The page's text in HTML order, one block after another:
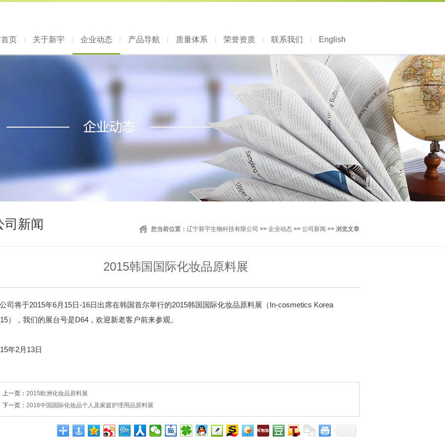
页 关于新宇 企业动态 产品导航 质量体系 荣誉资质 联系我们 English
您当前位置： 辽宁新宇生物科技有限公司 >> 企业动态 >> 公司新闻 >> 浏览文章
司新闻
2015韩国国际化妆品原料展
司将于2015年6月15日-16日出席在韩国首尔举行的2015韩国国际化妆品原料展（In-cosmetics Korea
），我们的展台号是D64，欢迎新老客户前来参观。
年2月13日
上一页： 2015欧洲化妆品原料展
下一页： 2016中国国际化妆品个人及家庭护理用品原料展